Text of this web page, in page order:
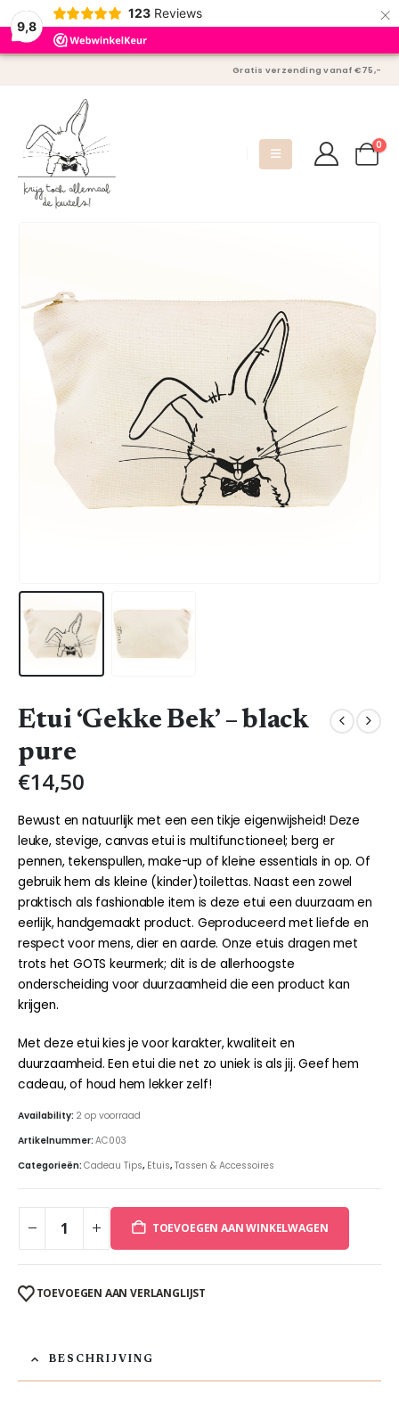
9,8
123 Reviews ×
Gratis verzending vanaf €75,-
0
Etui ‘Gekke Bek’ – black
pure
€14,50
Bewust en natuurlijk met een een tikje eigenwijsheid! Deze
leuke, stevige, canvas etui is multifunctioneel; berg er
pennen, tekenspullen, make-up of kleine essentials in op. Of
gebruik hem als kleine (kinder)toilettas. Naast een zowel
praktisch als fashionable item is deze etui een duurzaam en
eerlijk, handgemaakt product. Geproduceerd met liefde en
respect voor mens, dier en aarde. Onze etuis dragen met
trots het GOTS keurmerk; dit is de allerhoogste
onderscheiding voor duurzaamheid die een product kan
krijgen.
Met deze etui kies je voor karakter, kwaliteit en
duurzaamheid. Een etui die net zo uniek is als jij. Geef hem
cadeau, of houd hem lekker zelf!
Availability: 2 op voorraad
Artikelnummer: AC003
Categorieën: Cadeau Tips, Etuis, Tassen & Accessoires
TOEVOEGEN AAN WINKELWAGEN
TOEVOEGEN AAN VERLANGLIJST
BESCHRIJVING